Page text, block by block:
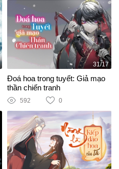
31/17
Đoá hoa trong tuyết: Giả mạo
thần chiến tranh
592 0